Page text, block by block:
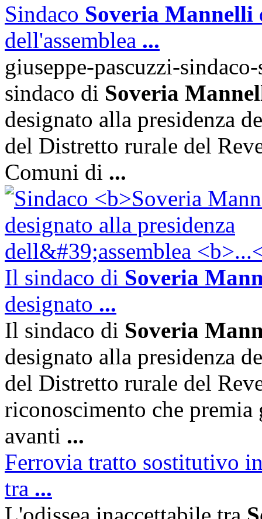
Sindaco Soveria Mannelli
dell'assemblea ...
giuseppe-pascuzzi-
sindaco di Soveria
designato alla presidenza
del Distretto rurale del
Comuni di ...
Il sindaco di Soveria
designato ...
Il sindaco di Soveria
designato alla presidenza
del Distretto rurale del
riconoscimento che
avanti ...
Ferrovia tratto sostitutivo
tra ...